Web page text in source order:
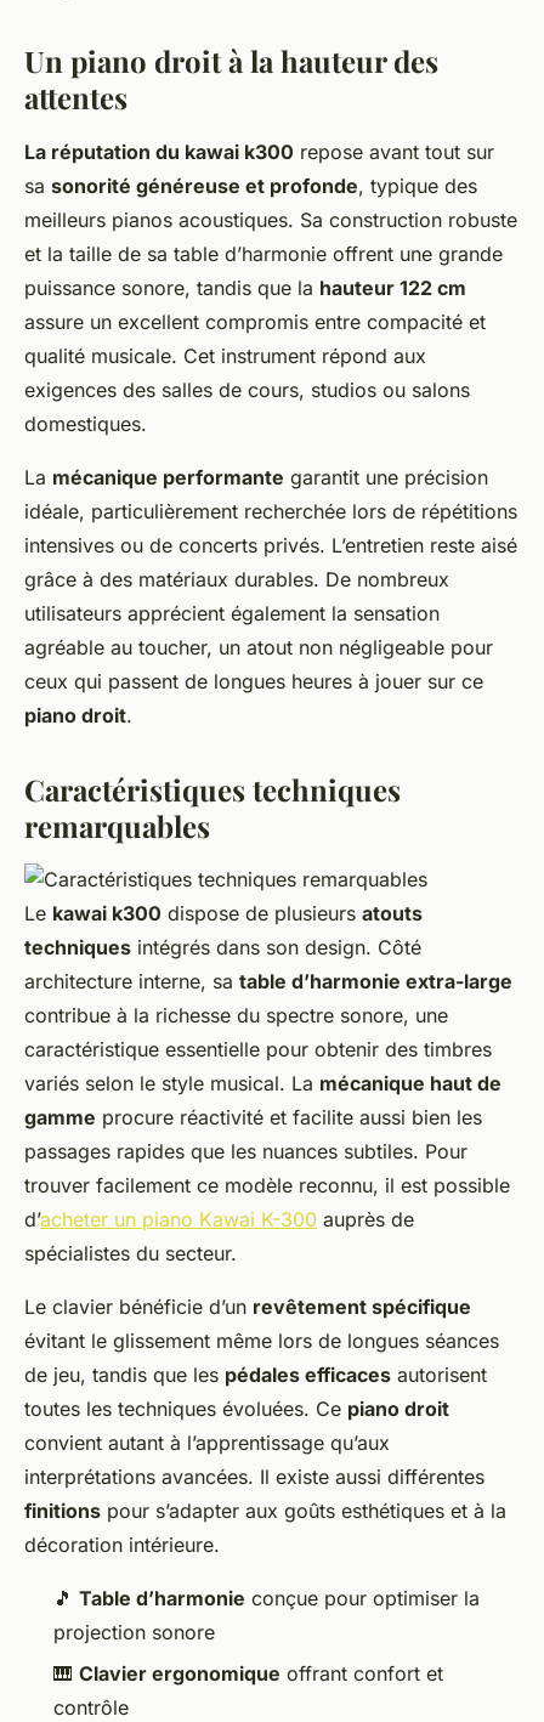
Un piano droit à la hauteur des
attentes
La réputation du kawai k300 repose avant tout sur
sa sonorité généreuse et profonde, typique des
meilleurs pianos acoustiques. Sa construction robuste
et la taille de sa table d’harmonie offrent une grande
puissance sonore, tandis que la hauteur 122 cm
assure un excellent compromis entre compacité et
qualité musicale. Cet instrument répond aux
exigences des salles de cours, studios ou salons
domestiques.
La mécanique performante garantit une précision
idéale, particulièrement recherchée lors de répétitions
intensives ou de concerts privés. L’entretien reste aisé
grâce à des matériaux durables. De nombreux
utilisateurs apprécient également la sensation
agréable au toucher, un atout non négligeable pour
ceux qui passent de longues heures à jouer sur ce
piano droit.
Caractéristiques techniques
remarquables
Le kawai k300 dispose de plusieurs atouts
techniques intégrés dans son design. Côté
architecture interne, sa table d’harmonie extra-large
contribue à la richesse du spectre sonore, une
caractéristique essentielle pour obtenir des timbres
variés selon le style musical. La mécanique haut de
gamme procure réactivité et facilite aussi bien les
passages rapides que les nuances subtiles. Pour
trouver facilement ce modèle reconnu, il est possible
d’acheter un piano Kawai K-300 auprès de
spécialistes du secteur.
Le clavier bénéficie d’un revêtement spécifique
évitant le glissement même lors de longues séances
de jeu, tandis que les pédales efficaces autorisent
toutes les techniques évoluées. Ce piano droit
convient autant à l’apprentissage qu’aux
interprétations avancées. Il existe aussi différentes
finitions pour s’adapter aux goûts esthétiques et à la
décoration intérieure.
🎵 Table d’harmonie conçue pour optimiser la
projection sonore
🎹 Clavier ergonomique offrant confort et
contrôle